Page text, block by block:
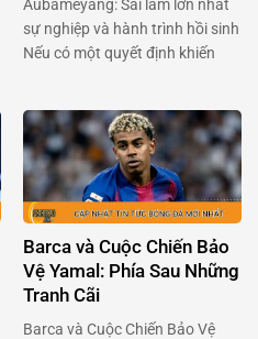
Aubameyang: Sai lầm lớn nhất
sự nghiệp và hành trình hồi sinh
Nếu có một quyết định khiến
chính là lần chuyển đến Chelsea
vào năm 2022. Chân sút người
Gabon đã dám trải lòng về giai
đoạn u ám ấy, và cách anh đang
tìm …
Barca và Cuộc Chiến Bảo
Vệ Yamal: Phía Sau Những
Tranh Cãi
Barca và Cuộc Chiến Bảo Vệ